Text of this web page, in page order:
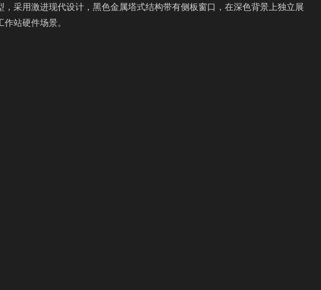
采用激进现代设计，黑色金属塔式结构带有侧板窗口，在深色背景上独立展
站硬件场景。